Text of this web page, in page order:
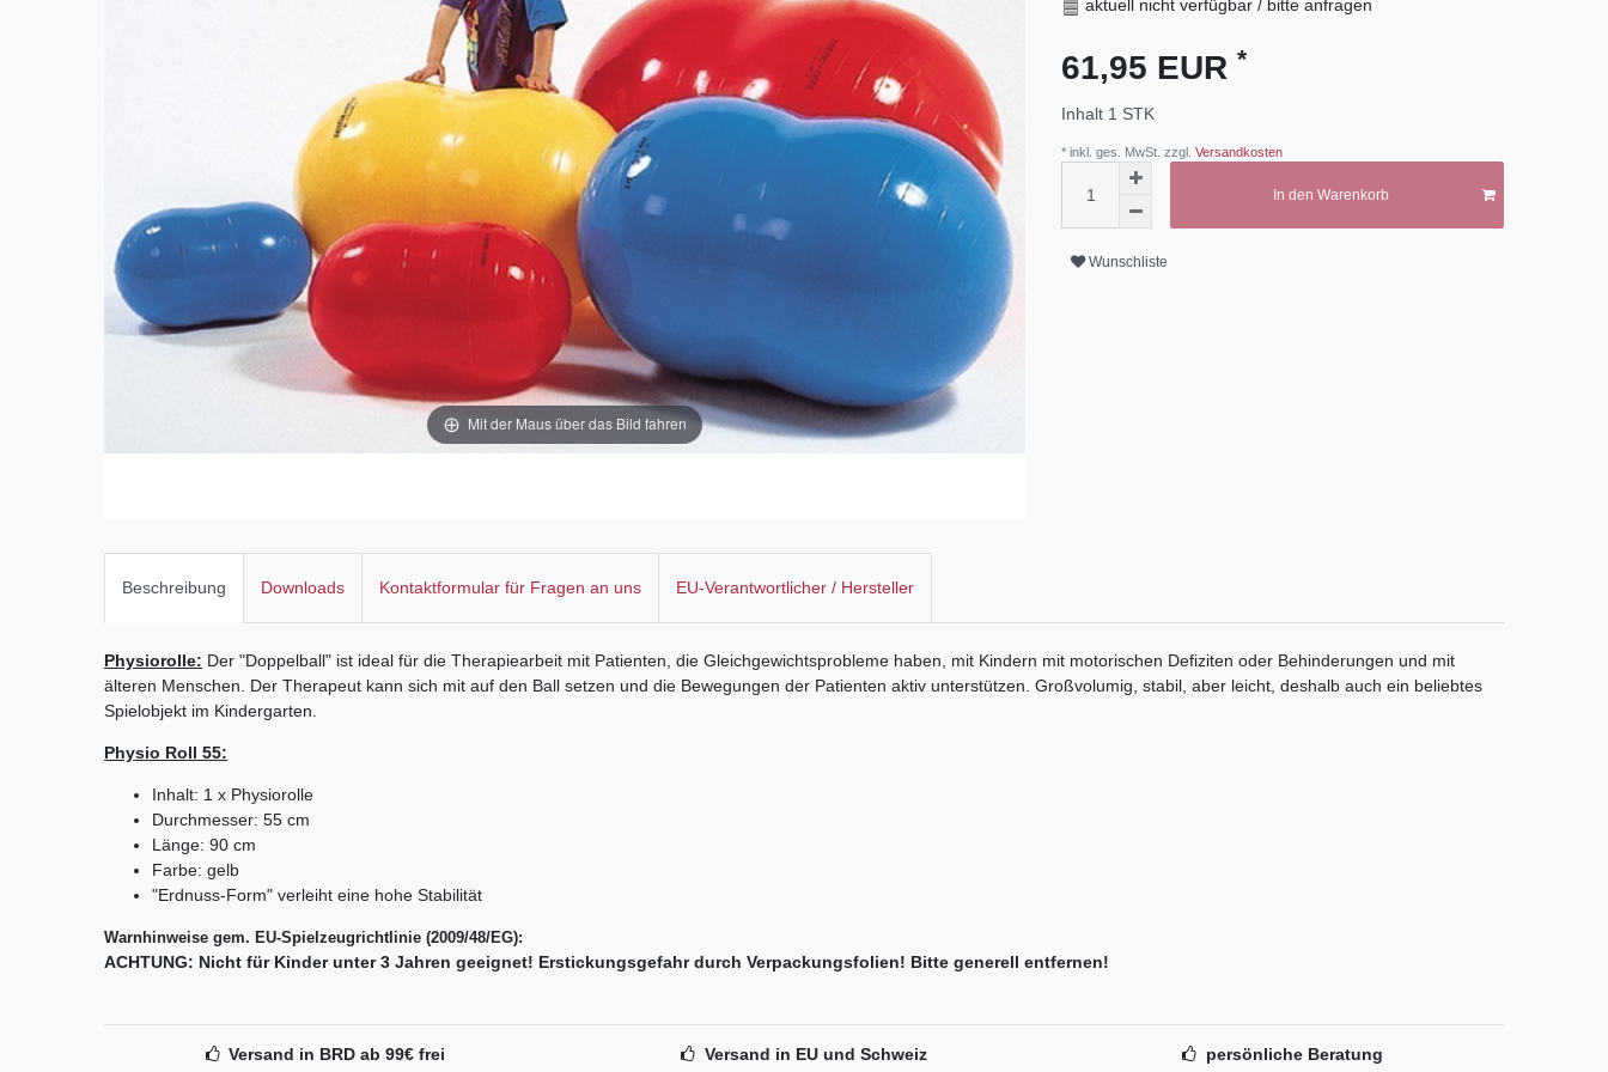
Mit der Maus über das Bild fahren
aktuell nicht verfügbar / bitte anfragen
61,95 EUR *
Inhalt 1 STK
* inkl. ges. MwSt. zzgl. Versandkosten
In den Warenkorb
Wunschliste
Beschreibung Downloads Kontaktformular für Fragen an uns EU-Verantwortlicher / Hersteller
Physiorolle: Der "Doppelball" ist ideal für die Therapiearbeit mit Patienten, die Gleichgewichtsprobleme haben, mit Kindern mit motorischen Defiziten oder Behinderungen und mit
älteren Menschen. Der Therapeut kann sich mit auf den Ball setzen und die Bewegungen der Patienten aktiv unterstützen. Großvolumig, stabil, aber leicht, deshalb auch ein beliebtes
Spielobjekt im Kindergarten.
Physio Roll 55:
Inhalt: 1 x Physiorolle
Durchmesser: 55 cm
Länge: 90 cm
Farbe: gelb
"Erdnuss-Form" verleiht eine hohe Stabilität
Warnhinweise gem. EU-Spielzeugrichtlinie (2009/48/EG):
ACHTUNG: Nicht für Kinder unter 3 Jahren geeignet! Erstickungsgefahr durch Verpackungsfolien! Bitte generell entfernen!
Versand in BRD ab 99€ frei Versand in EU und Schweiz persönliche Beratung